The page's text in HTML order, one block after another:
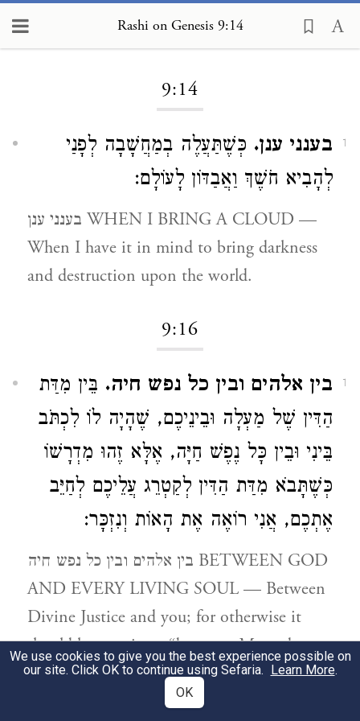
Rashi on Genesis 9:14
9:14
1 בענני ענן. כְּשֶׁתַּעֲלֶה בְמַחֲשָׁבָה לְפָנַי
לְהָבִיא חֹשֶׁךְ וַאֲבַדּוֹן לָעוֹלָם:
בענני ענן WHEN I BRING A CLOUD —
When I have it in mind to bring darkness
and destruction upon the world.
9:16
1 בין אלהים ובין כל נפש חיה. בֵּין מִדַּת
הַדִּין שֶׁל מַעְלָה וּבֵינֵיכֶם, שֶׁהָיָה לוֹ לִכְתֹּב
בֵּינִי וּבֵין כָּל נֶפֶשׁ חַיָּה, אֶלָּא זֶהוּ מִדְרָשׁוֹ
כְּשֶׁתָּבֹא מִדַּת הַדִּין לְקַטְרֵג עֲלֵיכֶם לְחַיֵּב
אֶתְכֶם, אֲנִי רוֹאֶה אֶת הָאוֹת וְנִזְכָּר:
בין אלהים ובין כל נפש חיה BETWEEN GOD
AND EVERY LIVING SOUL — Between
Divine Justice and you; for otherwise it
should have written “between Me and every
living thing”. But this is its explanation:
when Justice will come to accuse and
We use cookies to give you the best experience possible on
our site. Click OK to continue using Sefaria. Learn More.
OK